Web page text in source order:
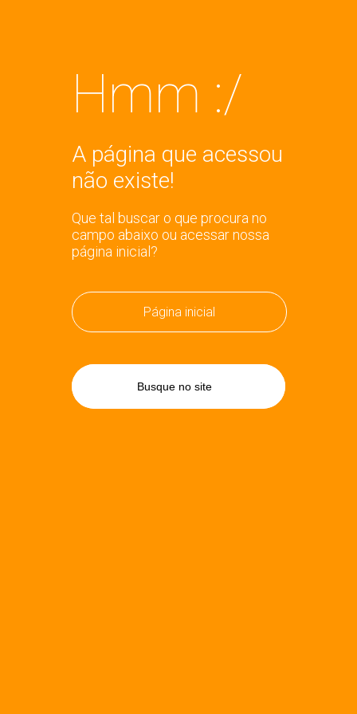
Hmm :/
A página que acessou
não existe!
Que tal buscar o que procura no
campo abaixo ou acessar nossa
página inicial?
Página inicial